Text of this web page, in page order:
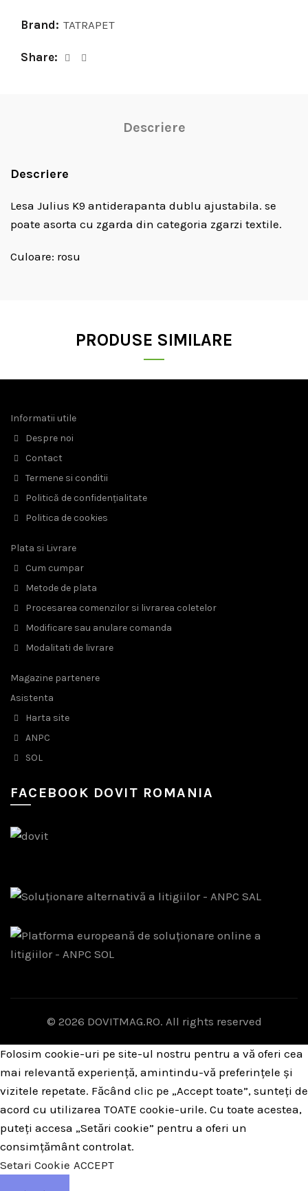
Brand: TATRAPET
Share
Descriere
Descriere
Lesa Julius K9 antiderapanta dublu ajustabila. se
poate asorta cu zgarda din categoria zgarzi textile.
Culoare: rosu
PRODUSE SIMILARE
Informatii utile
Despre noi
Contact
Termene si conditii
Politică de confidențialitate
Politica de cookies
Plata si Livrare
Cum cumpar
Metode de plata
Procesarea comenzilor si livrarea coletelor
Modificare sau anulare comanda
Modalitati de livrare
Magazine partenere
Asistenta
Harta site
ANPC
SOL
FACEBOOK DOVIT ROMANIA
© 2026 DOVITMAG.RO. All rights reserved
Folosim cookie-uri pe site-ul nostru pentru a vă oferi cea
mai relevantă experiență, amintindu-vă preferințele și
vizitele repetate. Făcând clic pe „Accept toate”, sunteți de
acord cu utilizarea TOATE cookie-urile. Cu toate acestea,
puteți accesa „Setări cookie” pentru a oferi un
consimțământ controlat.
Setari Cookie ACCEPT